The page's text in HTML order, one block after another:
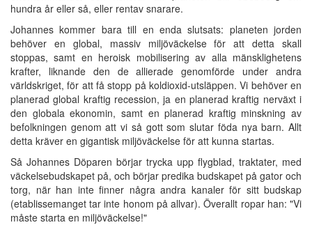
hundra år eller så, eller rentav snarare.
Johannes kommer bara till en enda slutsats: planeten jorden
behöver en global, massiv miljöväckelse för att detta skall
stoppas, samt en heroisk mobilisering av alla mänsklighetens
krafter, liknande den de allierade genomförde under andra
världskriget, för att få stopp på koldioxid-utsläppen. Vi behöver en
planerad global kraftig recession, ja en planerad kraftig nerväxt i
den globala ekonomin, samt en planerad kraftig minskning av
befolkningen genom att vi så gott som slutar föda nya barn. Allt
detta kräver en gigantisk miljöväckelse för att kunna startas.
Så Johannes Döparen börjar trycka upp flygblad, traktater, med
väckelsebudskapet på, och börjar predika budskapet på gator och
torg, när han inte finner några andra kanaler för sitt budskap
(etablissemanget tar inte honom på allvar). Överallt ropar han: "Vi
måste starta en miljöväckelse!"